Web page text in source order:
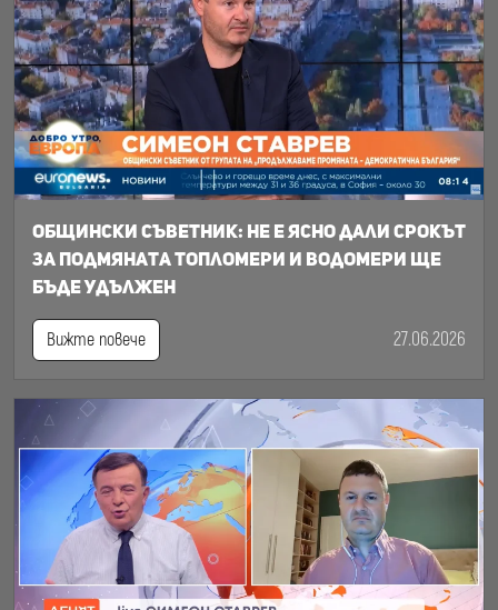
Общински съветник: Не е ясно дали срокът
за подмяната топломери и водомери ще
бъде удължен
Вижте повече 27.06.2026